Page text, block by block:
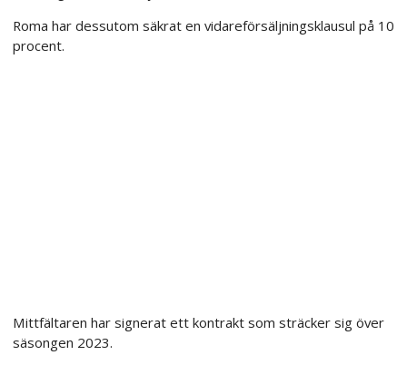
Roma har dessutom säkrat en vidareförsäljningsklausul på 10
procent.
Mittfältaren har signerat ett kontrakt som sträcker sig över
säsongen 2023.